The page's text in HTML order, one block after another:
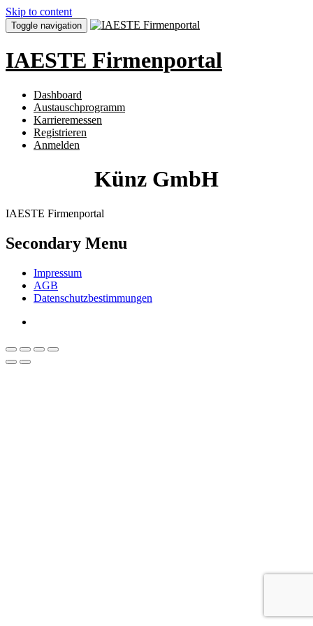
Skip to content
Toggle navigation
IAESTE Firmenportal
Dashboard
Austauschprogramm
Karrieremessen
Registrieren
Anmelden
Künz GmbH
IAESTE Firmenportal
Secondary Menu
Impressum
AGB
Datenschutzbestimmungen